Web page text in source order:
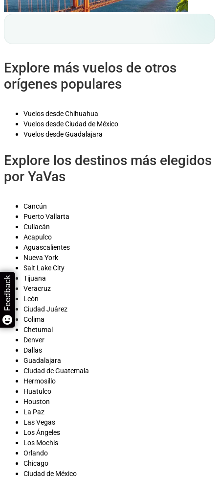
Explore más vuelos de otros
orígenes populares
Vuelos desde Chihuahua
Vuelos desde Ciudad de México
Vuelos desde Guadalajara
Explore los destinos más elegidos
por YaVas
Cancún
Puerto Vallarta
Culiacán
Acapulco
Aguascalientes
Nueva York
Salt Lake City
Tijuana
Veracruz
León
Ciudad Juárez
Colima
Chetumal
Denver
Dallas
Guadalajara
Ciudad de Guatemala
Hermosillo
Huatulco
Houston
La Paz
Las Vegas
Los Ángeles
Los Mochis
Orlando
Chicago
Ciudad de México
Feedback